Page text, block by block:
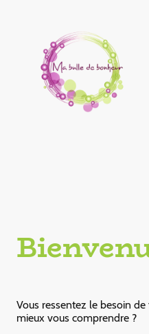
Vous ressentez le besoin
mieux vous comprendre ?